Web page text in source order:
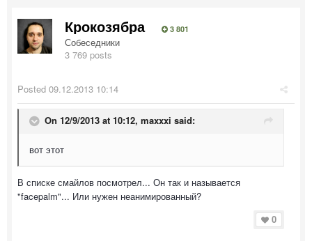
Крокозябра 3 801
Собеседники
3 769 posts
Posted 09.12.2013 10:14
On 12/9/2013 at 10:12, maxxxi said:
вот этот
В списке смайлов посмотрел... Он так и называется
"facepalm"... Или нужен неанимированный?
0